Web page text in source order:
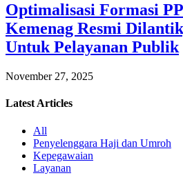
Optimalisasi Formasi
Kemenag Resmi
Untuk Pelayanan Publik
November 27, 2025
Latest Articles
All
Penyelenggara Haji dan Umroh
Kepegawaian
Layanan